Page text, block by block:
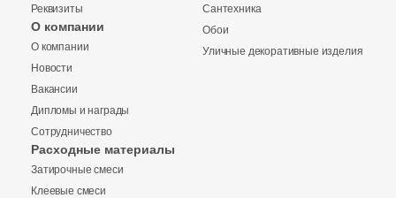
Купить в 1 клик
Количество
Заявка на бесплатный 3D дизайн
Обратная связь
Реквизиты
О компании
О компании
Новости
Вакансии
Дипломы и награды
Сотрудничество
Расходные материалы
Затирочные смеси
Клеевые смеси
Сантехника
Обои
Уличные декоративные изделия